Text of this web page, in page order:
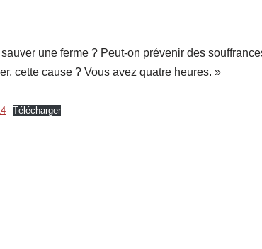
une ferme ? Peut-on prévenir des
cette cause ? Vous avez quatre heures. »
Télécharger